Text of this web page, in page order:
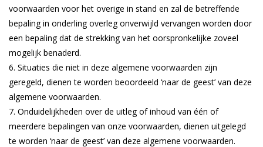
voorwaarden voor het overige in stand en zal de betreffende
bepaling in onderling overleg onverwijld vervangen worden door
een bepaling dat de strekking van het oorspronkelijke zoveel
mogelijk benaderd.
Situaties die niet in deze algemene voorwaarden zijn
geregeld, dienen te worden beoordeeld ‘naar de geest’ van deze
algemene voorwaarden.
Onduidelijkheden over de uitleg of inhoud van één of
meerdere bepalingen van onze voorwaarden, dienen uitgelegd
te worden ‘naar de geest’ van deze algemene voorwaarden.